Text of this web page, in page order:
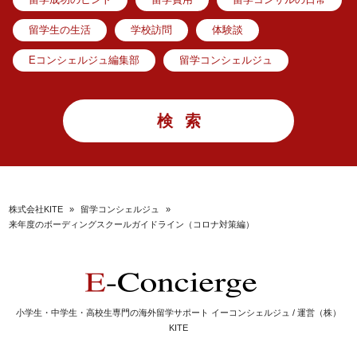
留学生の生活 学校訪問 体験談
Eコンシェルジュ編集部 留学コンシェルジュ
株式会社KITE » 留学コンシェルジュ
»
来年度のボーディングスクールガイドライン（コロナ対策編）
小学生・中学生・高校生専門の海外留学サポート イーコンシェルジュ / 運営（株）
KITE